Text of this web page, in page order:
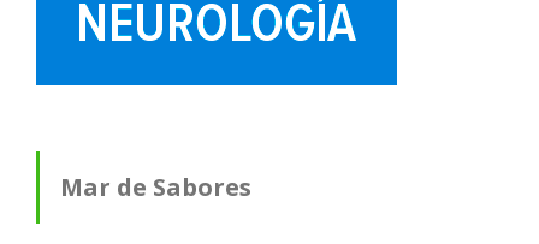
Mar de Sabores